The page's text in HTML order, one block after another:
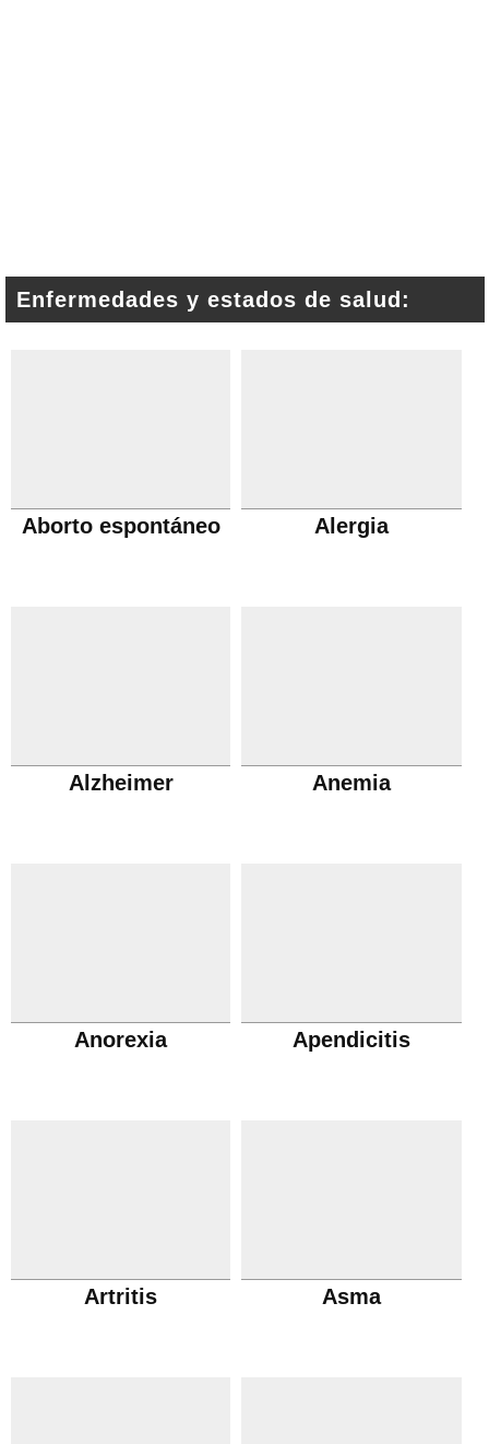
Enfermedades y estados de salud:
Aborto espontáneo Alergia
Alzheimer Anemia
Anorexia Apendicitis
Artritis Asma